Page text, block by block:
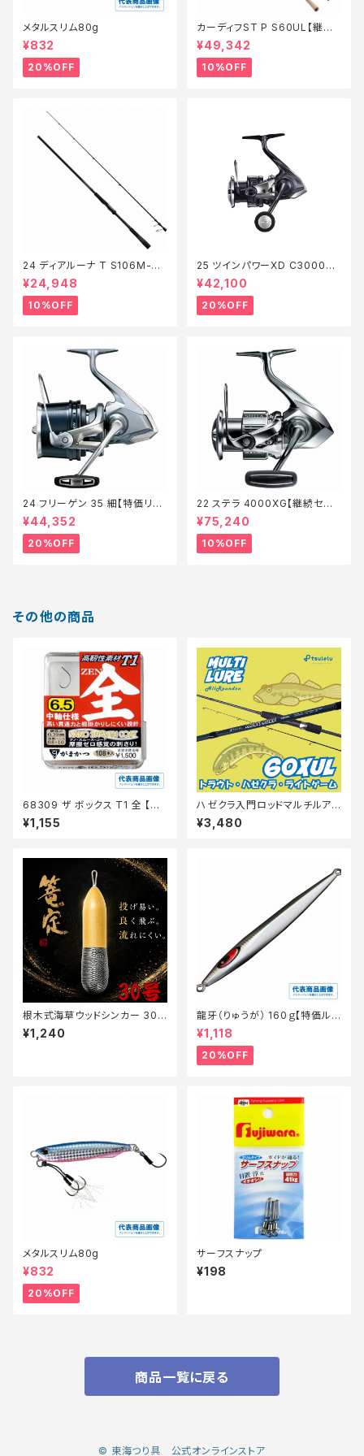
メタルスリム80g
¥832
20%OFF
カーディフST P S60UL【継続
セール_ロッド】【10】
¥49,342
10%OFF
24 ディアルーナ T S106M-T
【継続セール_ロッド】【10】
¥24,948
10%OFF
25 ツインパワーXD C3000XG
【特価リール】【20】
¥42,100
20%OFF
24 フリーゲン 35 細【特価リー
ル】【20】
¥44,352
20%OFF
22 ステラ 4000XG【継続セー
ル_リール】【10】
¥75,240
10%OFF
その他の商品
68309 ザ ボックス T1 全 【継
続セール_仕掛】
¥1,155
ハゼクラ入門ロッドマルチルア
ーハゼトラウト 60XUL マットブ
ルー
¥3,480
根木式海草ウッドシンカー 30
【篭定】
¥1,240
龍牙（りゅうが） 160ｇ【特価ルア
ー】【20】
¥1,118
20%OFF
メタルスリム80g
¥832
20%OFF
サーフスナップ
¥198
商品一覧に戻る
© 東海つり具 公式オンラインストア